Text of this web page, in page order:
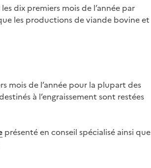
dix premiers mois de l’année par
les productions de viande bovine et
mois de l’année pour la plupart des
à l’engraissement sont restées
présenté en conseil spécialisé ainsi que